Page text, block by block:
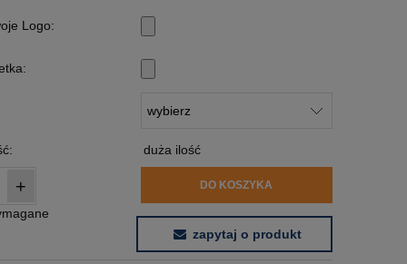
Logo:
duża ilość
+ DO KOSZYKA
zapytaj o produkt